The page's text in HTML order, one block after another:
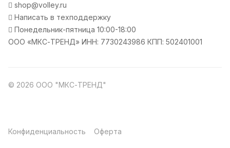
shop@volley.ru
Написать в техподдержку
Понедельник-пятница 10:00-18:00
ООО «МКС-ТРЕНД» ИНН: 7730243986 КПП: 502401001
© 2026 ООО "МКС-ТРЕНД"
Конфиденциальность Оферта